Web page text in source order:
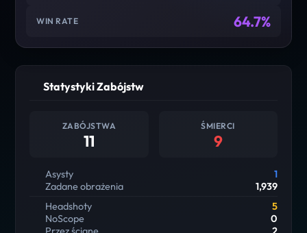
WIN RATE 64.7%
Statystyki Zabójstw
ZABÓJSTWA
11
ŚMIERCI
9
Asysty
1
Zadane obrażenia
1,939
Headshoty
5
NoScope
0